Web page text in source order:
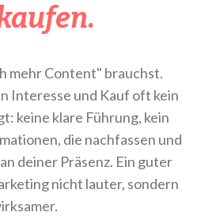
mehr Content" brauchst.
Interesse und Kauf oft kein
keine klare Führung, kein
die nachfassen und
deiner Präsenz. Ein guter
nicht lauter, sondern